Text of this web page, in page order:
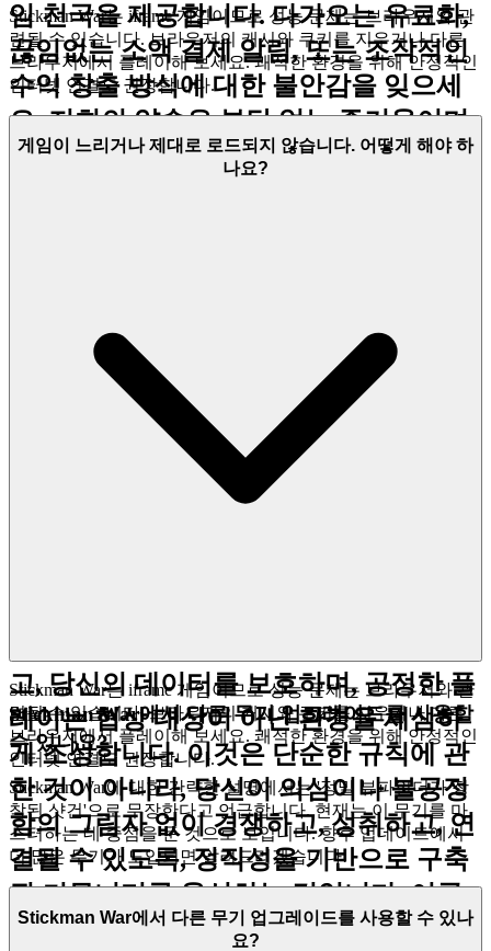
임 천국을 제공합니다. 다가오는 유료화,
끊임없는 소액 결제 알림, 또는 조작적인
수익 창출 방식에 대한 불안감을 잊으세
요. 저희의 약속은 부담 없는 즐거움이며,
재정적 압력의 속삭임 없이 완전히 몰입
아무런 조건도, 놀라운 일도 없이, 정직한
엔터테인먼트만 제공합니다.
3. 자신감을 가지고 플레이하세요:
공정하고 안전한 환경에 대한 저희
고, 당신의 데이터를 보호하며, 공정한 플
레이는 협상 대상이 아닌 환경을 세심하
게 조성합니다. 이것은 단순한 규칙에 관
한 것이 아니라, 당신이 의심이나 불공정
함의 그림자 없이 경쟁하고, 성취하고, 연
결될 수 있도록, 정직성을 기반으로 구축
된 커뮤니티를 육성하는 것입니다. 이곳
에서의 당신의 진보는 치트나 보안 침해
Stickman War는 iframe 게임이므로 성능 문제는 브라우저와 관
련될 수 있습니다. 브라우저의 캐시와 쿠키를 지우거나 다른
브라우저에서 플레이해 보세요. 쾌적한 환경을 위해 안정적인
인터넷 연결도 권장합니다.
게임이 느리거나 제대로 로드되지 않습니다. 어떻게 해야 하
나요?
Stickman War는 iframe 게임이므로 성능 문제는 브라우저와 관
련될 수 있습니다. 브라우저의 캐시와 쿠키를 지우거나 다른
브라우저에서 플레이해 보세요. 쾌적한 환경을 위해 안정적인
인터넷 연결도 권장합니다.
Stickman War에서 다른 무기 업그레이드를 사용할
수 있나요?
Stickman War에 대한 간략한 설명에서는 '정밀 뷰파인더가 장
착된 샷건'으로 무장한다고 언급합니다. 현재는 이 무기를 마
스터하는 데 중점을 둔 것으로 보입니다. 향후 업데이트에서
더 많은 무기가 도입되면 알려드리겠습니다!
Stickman War에서 다른 무기 업그레이드를 사용할 수 있나
요?